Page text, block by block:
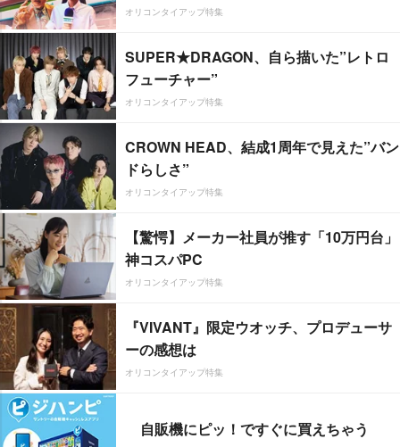
オリコンタイアップ特集
SUPER★DRAGON、自ら描いた”レトロ
フューチャー”
オリコンタイアップ特集
CROWN HEAD、結成1周年で見えた”バン
ドらしさ”
オリコンタイアップ特集
【驚愕】メーカー社員が推す「10万円台」
神コスパPC
オリコンタイアップ特集
『VIVANT』限定ウオッチ、プロデューサ
ーの感想は
オリコンタイアップ特集
自販機にピッ！ですぐに買えちゃう